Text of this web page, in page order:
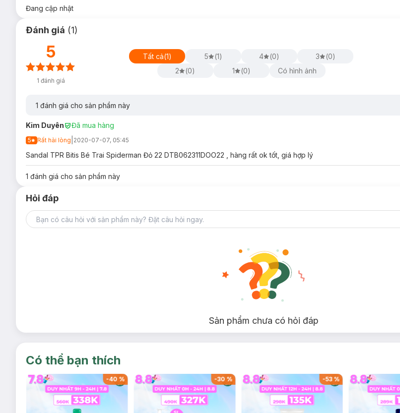
Đang cập nhật
Đánh giá (1)
5
1 đánh giá
Tất cả(1) 5 (1) 4 (0) 3 (0)
2
(0) 1 (0) Có hình ảnh
1 đánh giá cho sản phẩm này
Kim Duyên Đã mua hàng
5 Rất hài lòng 2020-07-07, 05:45
Sandal TPR Bitis Bé Trai Spiderman Đỏ 22 DTB062311DOO22 , hàng rất ok tốt, giá hợp lý
1 đánh giá cho sản phẩm này
Hỏi đáp
Sản phẩm chưa có hỏi đáp
Có thể bạn thích
-40 % -30 % -53%